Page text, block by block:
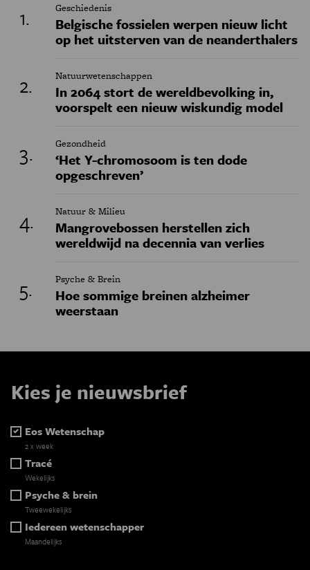
Geschiedenis
Belgische fossielen werpen nieuw licht
op het uitsterven van de neanderthalers
Natuurwetenschappen
In 2064 stort de wereldbevolking in,
voorspelt een nieuw wiskundig model
Gezondheid
‘Het Y-chromosoom is ten dode
opgeschreven’
Natuur & Milieu
Mangrovebossen herstellen zich
wereldwijd na decennia van verlies
Psyche & Brein
Hoe sommige breinen alzheimer
weerstaan
Kies je nieuwsbrief
Eos Wetenschap
2 x week
Tracé
Wekelijks
Psyche & brein
Tweewekelijks
Iedereen wetenschapper
Maandelijks